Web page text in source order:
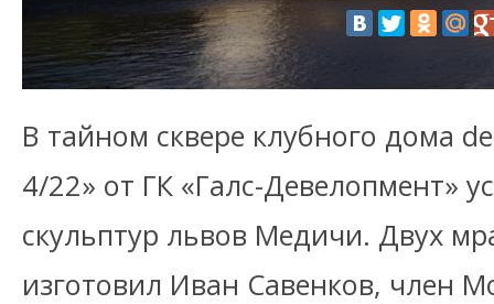
В тайном сквере клубного дома
4/22» от ГК «Галс-Девелопмент»
скульптур львов Медичи. Двух
изготовил Иван Савенков, член